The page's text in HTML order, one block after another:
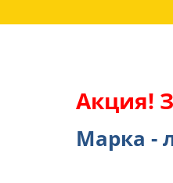
Акция!
Марка -